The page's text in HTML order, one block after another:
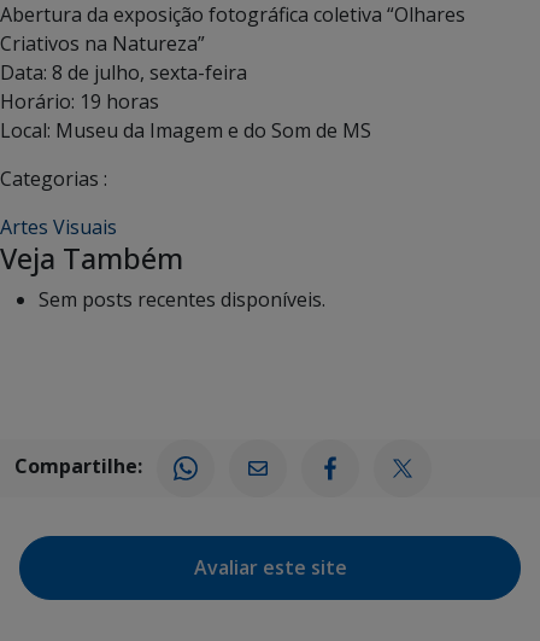
Abertura da exposição fotográfica coletiva “Olhares
Criativos na Natureza”
Data: 8 de julho, sexta-feira
Horário: 19 horas
Local: Museu da Imagem e do Som de MS
Categorias :
Artes Visuais
Veja Também
Sem posts recentes disponíveis.
Compartilhe:
Avaliar este site